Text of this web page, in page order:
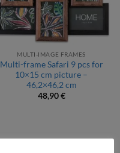
MULTI-IMAGE FRAMES
Multi-frame Safari 9 pcs for
10×15 cm picture –
46,2×46,2 cm
48,90€